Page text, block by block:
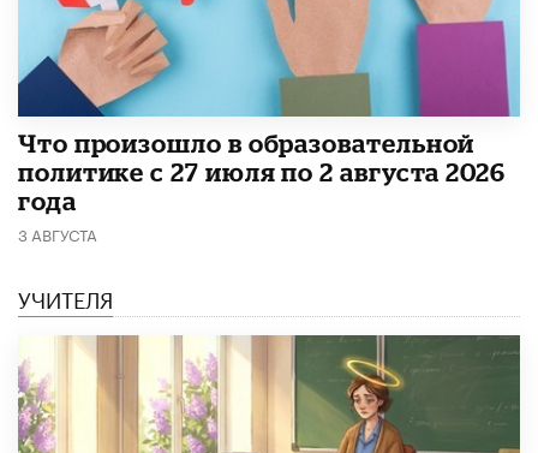
​Что произошло в образовательной
политике с 27 июля по 2 августа 2026
года
3 АВГУСТА
УЧИТЕЛЯ